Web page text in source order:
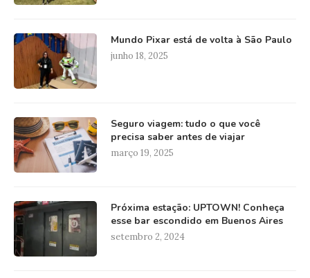
Mundo Pixar está de volta à São Paulo
junho 18, 2025
Seguro viagem: tudo o que você
precisa saber antes de viajar
março 19, 2025
Próxima estação: UPTOWN! Conheça
esse bar escondido em Buenos Aires
setembro 2, 2024